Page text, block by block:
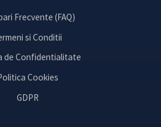
Frecvente (FAQ)
si Conditii
de Confidentialitate
Cookies
GDPR